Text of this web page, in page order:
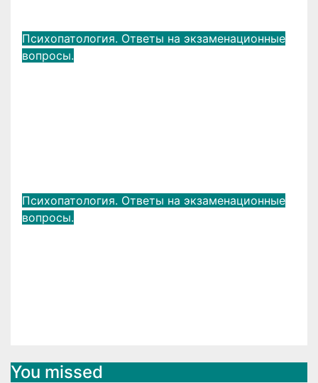
Психопатология. Ответы на экзаменационные
вопросы.
Психопатология. Ответы на экзаменационные
вопросы.
You missed